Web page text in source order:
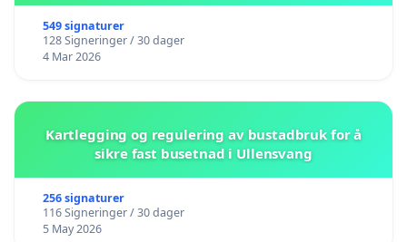
549 signaturer
128 Signeringer / 30 dager
4 Mar 2026
Kartlegging og regulering av bustadbruk for å
sikre fast busetnad i Ullensvang
256 signaturer
116 Signeringer / 30 dager
5 May 2026